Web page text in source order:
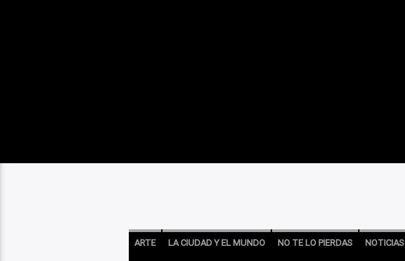
ARTE LA CIUDAD Y EL MUNDO NO TE LO PIERDAS NOTICIAS